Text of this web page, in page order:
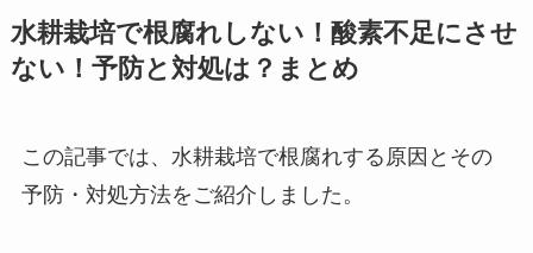
水耕栽培で根腐れしない！酸素不足にさせ
ない！予防と対処は？まとめ
この記事では、水耕栽培で根腐れする原因とその
予防・対処方法をご紹介しました。